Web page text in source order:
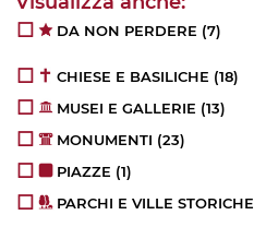
DA NON PERDERE (7)
CHIESE E BASILICHE (18)
MUSEI E GALLERIE (13)
MONUMENTI (23)
PIAZZE (1)
PARCHI E VILLE STORICHE